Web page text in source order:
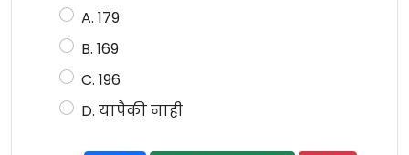
A. 179
B. 169
C. 196
D. यापैकी नाही